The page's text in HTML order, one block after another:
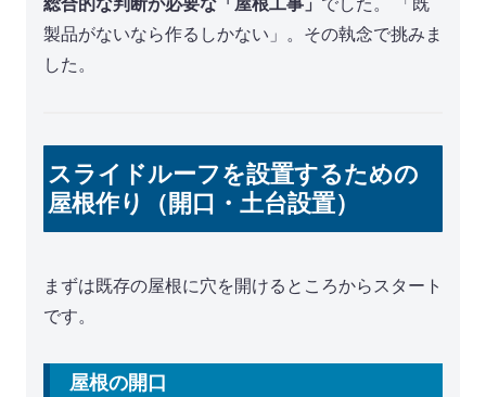
総合的な判断が必要な「屋根工事」 でした。 「既
製品がないなら作るしかない」。その執念で挑みま
した。
スライドルーフを設置するための
屋根作り（開口・土台設置）
まずは既存の屋根に穴を開けるところからスタート
です。
屋根の開口